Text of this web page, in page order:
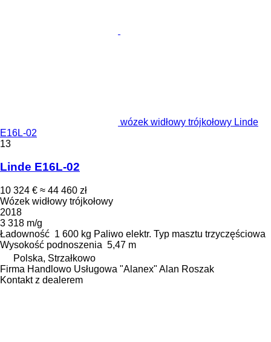
wózek widłowy trójkołowy Linde
E16L-02
13
Linde E16L-02
10 324 € ≈ 44 460 zł
Wózek widłowy trójkołowy
2018
3 318 m/g
Ładowność 1 600 kg Paliwo elektr. Typ masztu trzyczęściowa
Wysokość podnoszenia 5,47 m
Polska, Strzałkowo
Firma Handlowo Usługowa "Alanex" Alan Roszak
Kontakt z dealerem